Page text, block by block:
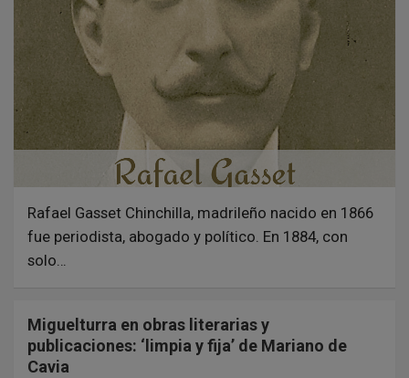
Rafael Gasset Chinchilla, madrileño nacido en 1866
fue periodista, abogado y político. En 1884, con
solo…
Miguelturra en obras literarias y
publicaciones: ‘limpia y fija’ de Mariano de
Cavia